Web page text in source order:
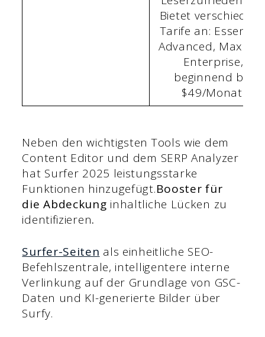
Bietet
Tarife an:
Advanced, Max
Enterprise,
beginnend bei
$49/Monat.
Neben den wichtigsten Tools wie dem
Content Editor und dem SERP Analyzer
hat Surfer 2025 leistungsstarke
Funktionen hinzugefügt.Booster für
die Abdeckung inhaltliche Lücken zu
identifizieren.
Surfer-Seiten als einheitliche SEO-
Befehlszentrale, intelligentere interne
Verlinkung auf der Grundlage von GSC-
Daten und KI-generierte Bilder über
Surfy.